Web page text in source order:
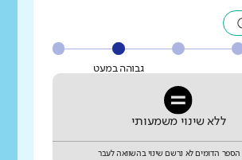
גבוהה במעט
ללא שינוי משמעותי
הספר הדומים לא נרשם שינוי בהשוואה לעבר